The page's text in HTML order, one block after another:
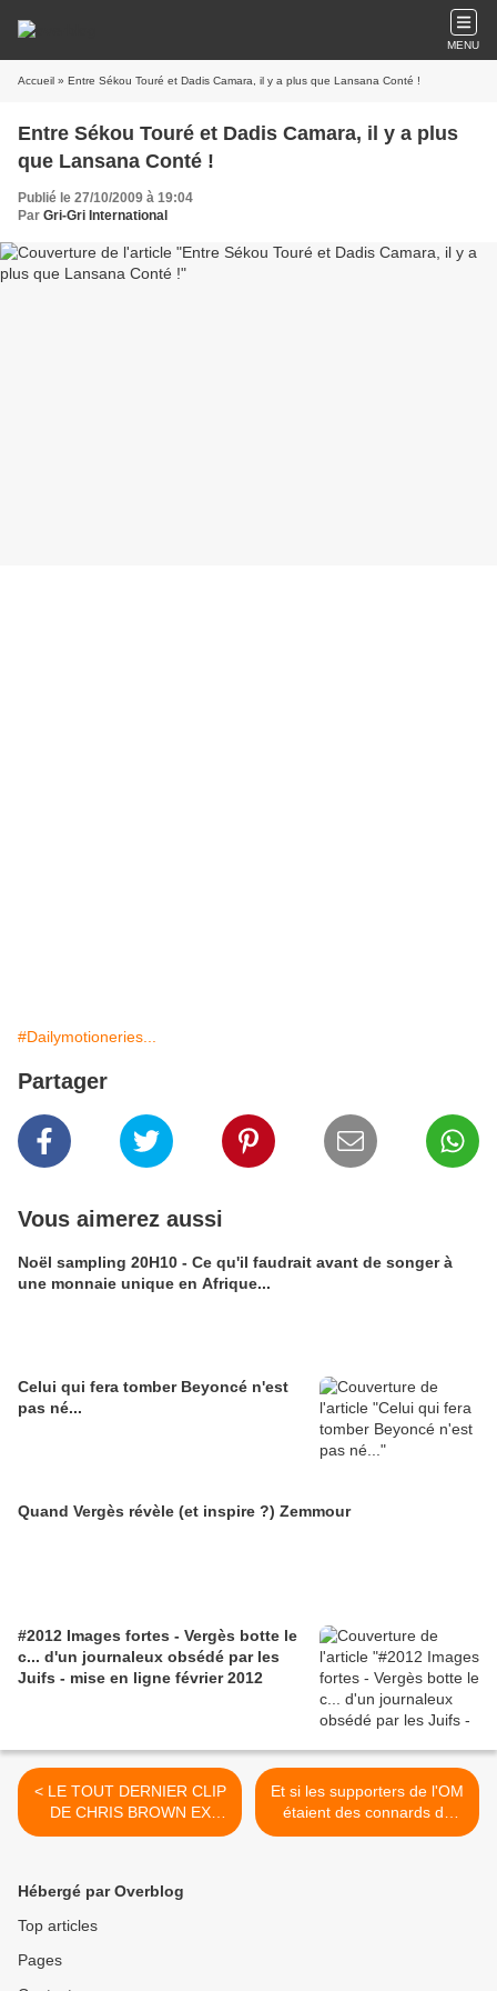
MENU
Accueil » Entre Sékou Touré et Dadis Camara, il y a plus que Lansana Conté !
Entre Sékou Touré et Dadis Camara, il y a plus
que Lansana Conté !
Publié le 27/10/2009 à 19:04
Par Gri-Gri International
#Dailymotioneries...
Partager
Vous aimerez aussi
Noël sampling 20H10 - Ce qu'il faudrait avant de songer à
une monnaie unique en Afrique...
Celui qui fera tomber Beyoncé n'est
pas né...
Quand Vergès révèle (et inspire ?) Zemmour
#2012 Images fortes - Vergès botte le
c... d'un journaleux obsédé par les
Juifs - mise en ligne février 2012
< LE TOUT DERNIER CLIP
DE CHRIS BROWN EX
MISTER RIHANNA SUR LE
Et si les supporters de l'OM
étaient des connards de
hooligans racistes et
Hébergé par Overblog
Top articles
Pages